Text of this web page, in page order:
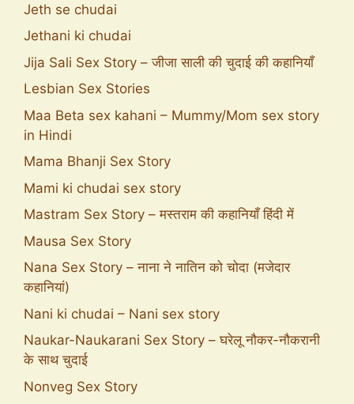
Jeth se chudai
Jethani ki chudai
Jija Sali Sex Story – जीजा साली की चुदाई की कहानियाँ
Lesbian Sex Stories
Maa Beta sex kahani – Mummy/Mom sex story
in Hindi
Mama Bhanji Sex Story
Mami ki chudai sex story
Mastram Sex Story – मस्तराम की कहानियाँ हिंदी में
Mausa Sex Story
Nana Sex Story – नाना ने नातिन को चोदा (मजेदार
कहानियां)
Nani ki chudai – Nani sex story
Naukar-Naukarani Sex Story – घरेलू नौकर-नौकरानी
के साथ चुदाई
Nonveg Sex Story